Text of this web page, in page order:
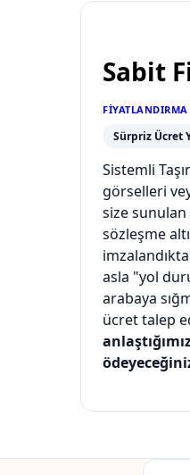
Sabit
Sürpriz Ücret
Sistemli
görselleri
size sunulan
sözleşme
asla "yol
arabaya
ücret talep